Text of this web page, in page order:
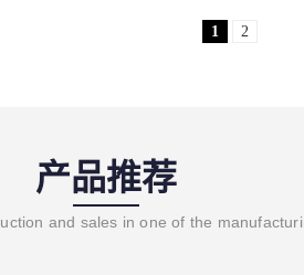
1 2
产品推荐
and sales in one of the